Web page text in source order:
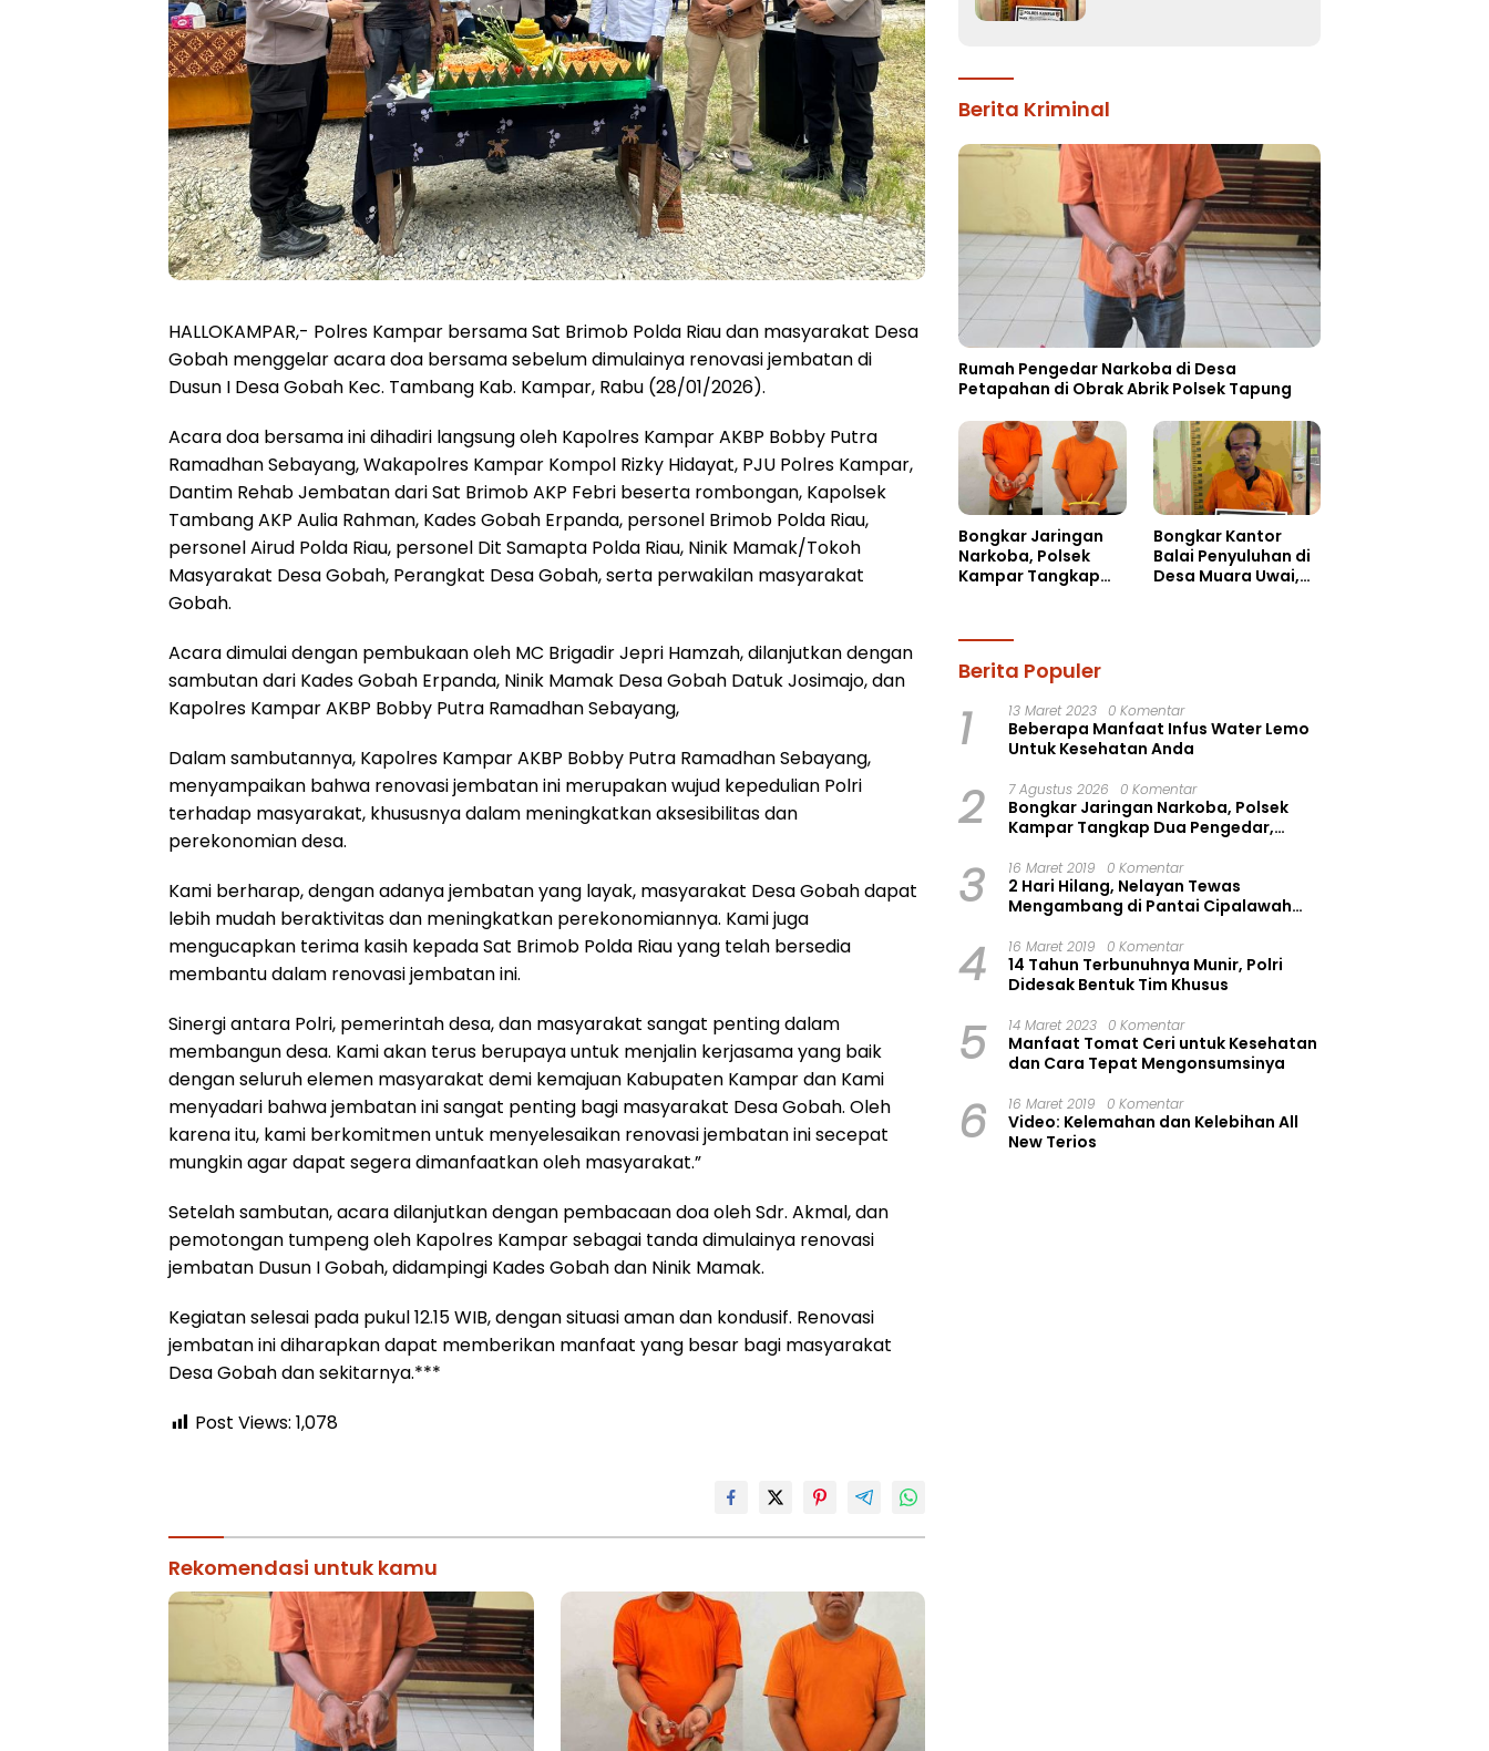
HALLOKAMPAR,- Polres Kampar bersama Sat Brimob Polda Riau dan masyarakat Desa
Gobah menggelar acara doa bersama sebelum dimulainya renovasi jembatan di
Dusun I Desa Gobah Kec. Tambang Kab. Kampar, Rabu (28/01/2026).
Acara doa bersama ini dihadiri langsung oleh Kapolres Kampar AKBP Bobby Putra
Ramadhan Sebayang, Wakapolres Kampar Kompol Rizky Hidayat, PJU Polres Kampar,
Dantim Rehab Jembatan dari Sat Brimob AKP Febri beserta rombongan, Kapolsek
Tambang AKP Aulia Rahman, Kades Gobah Erpanda, personel Brimob Polda Riau,
personel Airud Polda Riau, personel Dit Samapta Polda Riau, Ninik Mamak/Tokoh
Masyarakat Desa Gobah, Perangkat Desa Gobah, serta perwakilan masyarakat
Gobah.
Acara dimulai dengan pembukaan oleh MC Brigadir Jepri Hamzah, dilanjutkan dengan
sambutan dari Kades Gobah Erpanda, Ninik Mamak Desa Gobah Datuk Josimajo, dan
Kapolres Kampar AKBP Bobby Putra Ramadhan Sebayang,
Dalam sambutannya, Kapolres Kampar AKBP Bobby Putra Ramadhan Sebayang,
menyampaikan bahwa renovasi jembatan ini merupakan wujud kepedulian Polri
terhadap masyarakat, khususnya dalam meningkatkan aksesibilitas dan
perekonomian desa.
Kami berharap, dengan adanya jembatan yang layak, masyarakat Desa Gobah dapat
lebih mudah beraktivitas dan meningkatkan perekonomiannya. Kami juga
mengucapkan terima kasih kepada Sat Brimob Polda Riau yang telah bersedia
membantu dalam renovasi jembatan ini.
Sinergi antara Polri, pemerintah desa, dan masyarakat sangat penting dalam
membangun desa. Kami akan terus berupaya untuk menjalin kerjasama yang baik
dengan seluruh elemen masyarakat demi kemajuan Kabupaten Kampar dan Kami
menyadari bahwa jembatan ini sangat penting bagi masyarakat Desa Gobah. Oleh
karena itu, kami berkomitmen untuk menyelesaikan renovasi jembatan ini secepat
mungkin agar dapat segera dimanfaatkan oleh masyarakat.”
Setelah sambutan, acara dilanjutkan dengan pembacaan doa oleh Sdr. Akmal, dan
pemotongan tumpeng oleh Kapolres Kampar sebagai tanda dimulainya renovasi
jembatan Dusun I Gobah, didampingi Kades Gobah dan Ninik Mamak.
Kegiatan selesai pada pukul 12.15 WIB, dengan situasi aman dan kondusif. Renovasi
jembatan ini diharapkan dapat memberikan manfaat yang besar bagi masyarakat
Desa Gobah dan sekitarnya.***
Post Views: 1,078
Rekomendasi untuk kamu
Berita Kriminal
Rumah Pengedar Narkoba di Desa
Petapahan di Obrak Abrik Polsek Tapung
Bongkar Jaringan
Narkoba, Polsek
Kampar Tangkap
Pil Ekstasi
Bongkar Kantor
Balai Penyuluhan di
Desa Muara Uwai,
Berita Populer
1 13 Maret 2023 0 Komentar
Beberapa Manfaat Infus Water Lemo
Untuk Kesehatan Anda
2 7 Agustus 2026 0 Komentar
Bongkar Jaringan Narkoba, Polsek
Kampar Tangkap Dua Pengedar,
3 16 Maret 2019 0 Komentar
2 Hari Hilang, Nelayan Tewas
Mengambang di Pantai Cipalawah
4 16 Maret 2019 0 Komentar
14 Tahun Terbunuhnya Munir, Polri
Didesak Bentuk Tim Khusus
5 14 Maret 2023 0 Komentar
Manfaat Tomat Ceri untuk Kesehatan
dan Cara Tepat Mengonsumsinya
6 16 Maret 2019 0 Komentar
Video: Kelemahan dan Kelebihan All
New Terios